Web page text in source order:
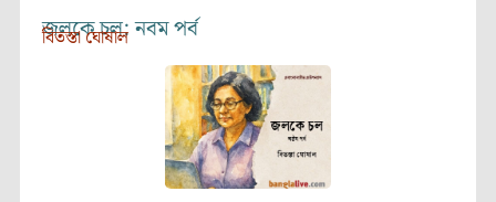
জলকে চল: নবম পর্ব
বিতস্তা ঘোষাল